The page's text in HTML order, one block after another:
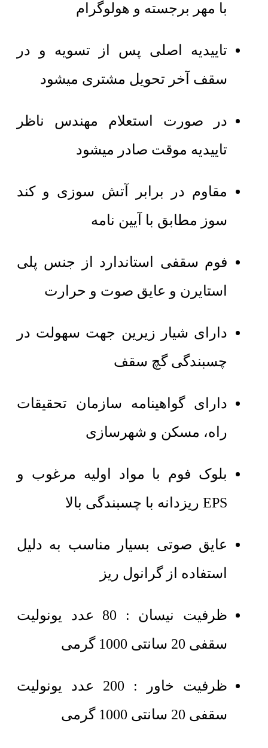
با مهر برجسته و هولوگرام
تاییدیه اصلی پس از تسویه و در
سقف آخر تحویل مشتری میشود
در صورت استعلام مهندس ناظر
تاییدیه موقت صادر میشود
مقاوم در برابر آتش سوزی و کند
سوز مطابق با آیین نامه
فوم سقفی استاندارد از جنس پلی
استایرن و عایق صوت و حرارت
دارای شیار زیرین جهت سهولت در
چسبندگی گچ سقف
دارای گواهینامه سازمان تحقیقات
راه، مسکن و شهرسازی
بلوک فوم با مواد اولیه مرغوب و
EPS ریزدانه با چسبندگی بالا
عایق صوتی بسیار مناسب به دلیل
استفاده از گرانول ریز
ظرفیت نیسان : 80 عدد یونولیت
سقفی 20 سانتی 1000 گرمی
ظرفیت خاور : 200 عدد یونولیت
سقفی 20 سانتی 1000 گرمی